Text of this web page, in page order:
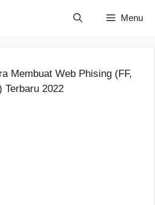
Menu
Membuat Web Phising (FF,
Terbaru 2022